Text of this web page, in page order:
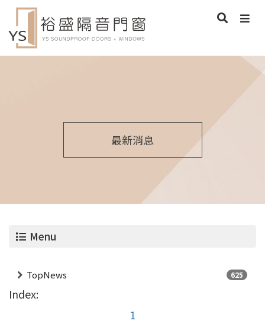
最新消息
Menu
TopNews 625
Index:
1